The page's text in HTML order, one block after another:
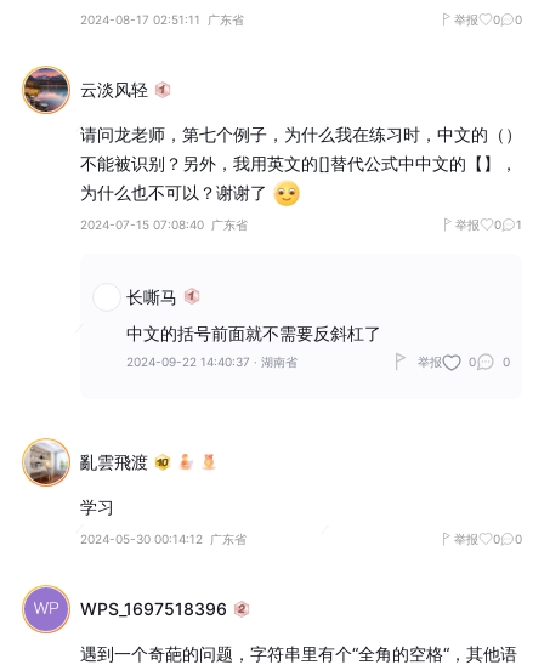
2024-08-17 02:51:11 广东省 举报 0 0
云淡风轻
请问龙老师，第七个例子，为什么我在练习时，中文的（）
不能被识别？另外，我用英文的[]替代公式中中文的【】，
为什么也不可以？谢谢了
2024-07-15 07:08:40 广东省 举报 0 1
长嘶马
中文的括号前面就不需要反斜杠了
2024-09-22 14:40:37 · 湖南省 举报 0 0
亂雲飛渡
学习
2024-05-30 00:14:12 广东省 举报 0 0
WPS_1697518396
遇到一个奇葩的问题，字符串里有个“全角的空格“，其他语